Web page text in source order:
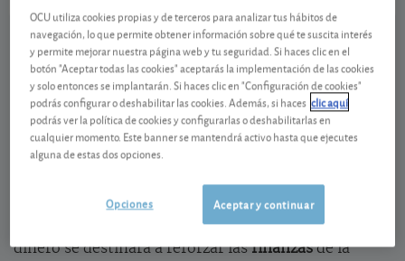
Supresión del dividendo de 2019
El Consejo de administración de Aena ha retocado
sus propuestas que presentará en la próxima Junta
General de accionistas para su aprobación. Entre
ellas sobresale la decisión de suspender el pago del
dividendo con cargo a los resultados de 2019 que
nosotros estimábamos en 7,58 euros por acción (un
6,3% respecto al precio de cotización actual). Ese
dinero se destinará a reforzar lasfinanzasde la
OCU utiliza cookies propias y de terceros para analizar tus hábitos de
navegación, lo que permite obtener información sobre qué te suscita interés
y permite mejorar nuestra página web y tu seguridad. Si haces clic en el
botón "Aceptar todas las cookies" aceptarás la implementación de las cookies
y solo entonces se implantarán. Si haces clic en "Configuración de cookies"
podrás configurar o deshabilitar las cookies. Además, si haces clic aquí
podrás ver la política de cookies y configurarlas o deshabilitarlas en
cualquier momento. Este banner se mantendrá activo hasta que ejecutes
alguna de estas dos opciones.
Aceptar y continuar
Opciones